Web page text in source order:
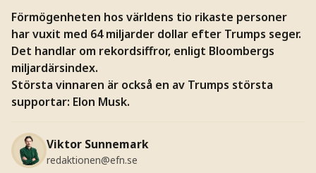
Förmögenheten hos världens tio rikaste personer
har vuxit med 64 miljarder dollar efter Trumps seger.
Det handlar om rekordsiffror, enligt Bloombergs
miljardärsindex.
Största vinnaren är också en av Trumps största
supportar: Elon Musk.
Viktor Sunnemark
redaktionen@efn.se